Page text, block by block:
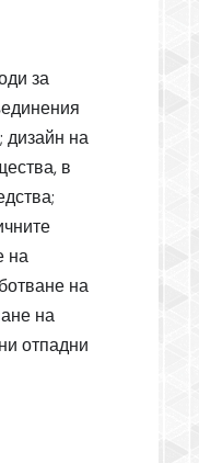
за
дизайн на
в
на
на
на
отпадни